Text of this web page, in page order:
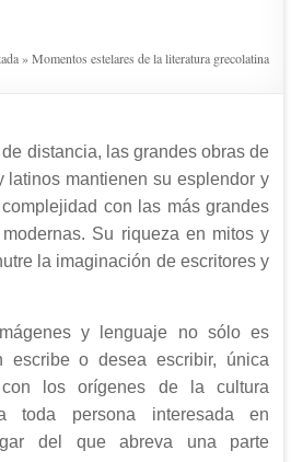
»Momentos estelares de la literatura grecolatina
distancia, las grandes obras de
latinos mantienen su esplendor y
con las más grandes
Su riqueza en mitos y
la imaginación de escritores y
y lenguaje no sólo es
escribe o desea escribir, única
los orígenes de la cultura
toda persona interesada en
del que abreva una parte